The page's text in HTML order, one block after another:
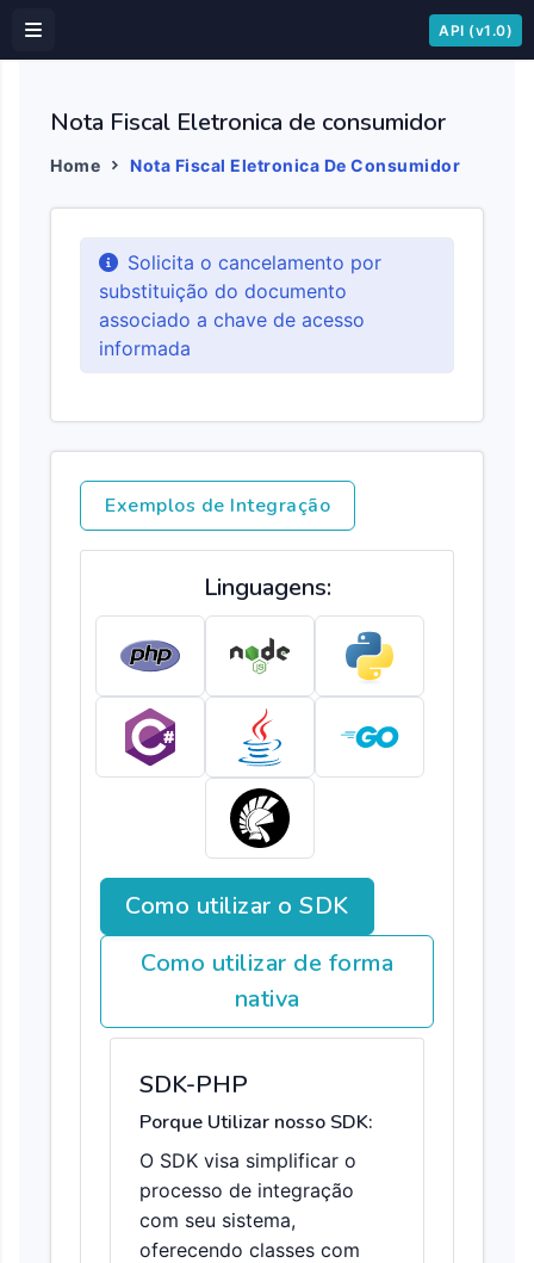
API (v1.0)
Nota Fiscal Eletronica de consumidor
Home Nota Fiscal Eletronica De Consumidor
Solicita o cancelamento por
substituição do documento
associado a chave de acesso
informada
Exemplos de Integração
Linguagens:
Como utilizar o SDK
Como utilizar de forma
nativa
SDK-PHP
Porque Utilizar nosso SDK:
O SDK visa simplificar o
processo de integração
com seu sistema,
oferecendo classes com